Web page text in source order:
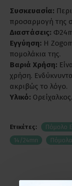
Συσκευασία:
προσαρμογή της
Διαστάσεις:
Εγγύηση: Η
πομολάκια της.
Βαριά Χρήση:
χρήση.
ακριβώς το λόγο.
Υλικό: Ορείχαλκος.
Ετικέτες:
Πόμολο
14/24mn